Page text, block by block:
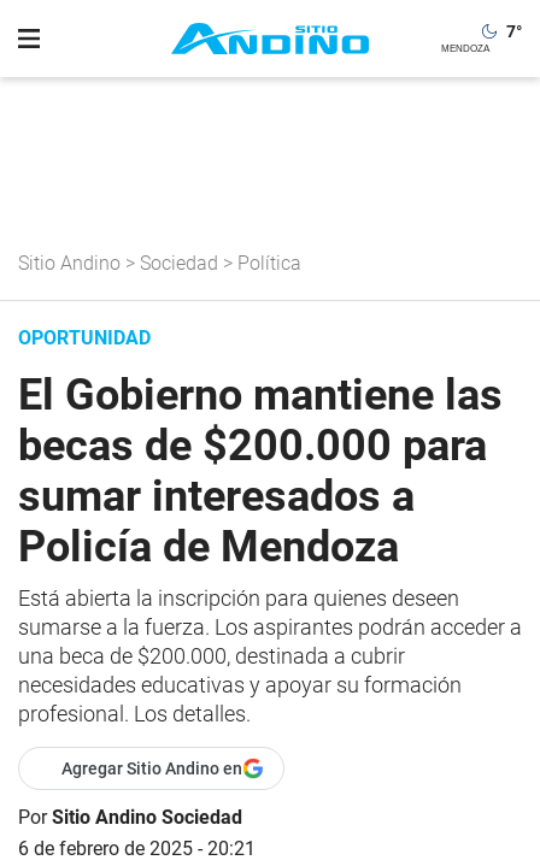
7°
Sitio Andino > Sociedad > Política
OPORTUNIDAD
El Gobierno mantiene las
becas de $200.000 para
sumar interesados a
Policía de Mendoza
Está abierta la inscripción para quienes deseen
sumarse a la fuerza. Los aspirantes podrán acceder a
una beca de $200.000, destinada a cubrir
necesidades educativas y apoyar su formación
profesional. Los detalles.
Agregar Sitio Andino en
PorSitio Andino Sociedad
6 de febrero de 2025 - 20:21